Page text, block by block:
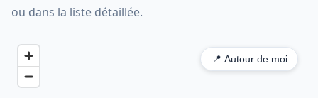
ou dans la liste détaillée.
📍 Autour de moi